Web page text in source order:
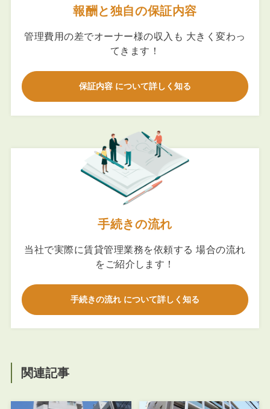
報酬と独自の保証内容
管理費用の差でオーナー様の収入も 大きく変わっ
てきます！
保証内容 について詳しく知る
手続きの流れ
当社で実際に賃貸管理業務を依頼する 場合の流れ
をご紹介します！
手続きの流れ について詳しく知る
関連記事